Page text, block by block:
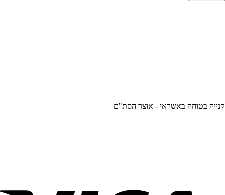
קנייה בטוחה באשראי - אוצר הסת"ם